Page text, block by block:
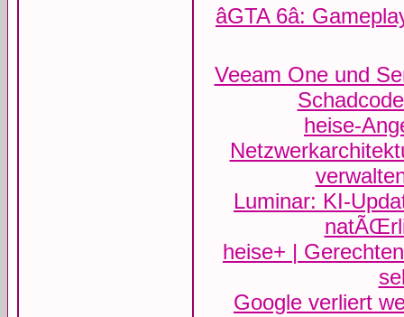
âGTA 6â:
Veeam One und
heise-
Luminar: KI-
heise+ |
Google verliert